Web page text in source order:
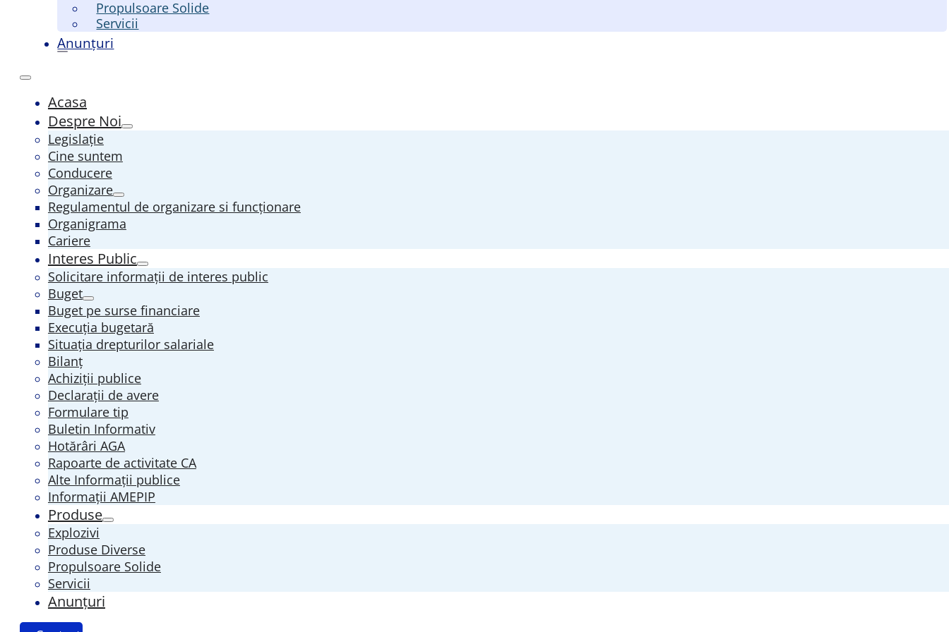
Propulsoare Solide
Servicii
Anunțuri
Acasa
Despre Noi
Legislație
Cine suntem
Conducere
Organizare
Regulamentul de organizare si funcționare
Organigrama
Cariere
Interes Public
Solicitare informații de interes public
Buget
Buget pe surse financiare
Execuția bugetară
Situația drepturilor salariale
Bilanț
Achiziții publice
Declarații de avere
Formulare tip
Buletin Informativ
Hotărâri AGA
Rapoarte de activitate CA
Alte Informații publice
Informații AMEPIP
Produse
Explozivi
Produse Diverse
Propulsoare Solide
Servicii
Anunțuri